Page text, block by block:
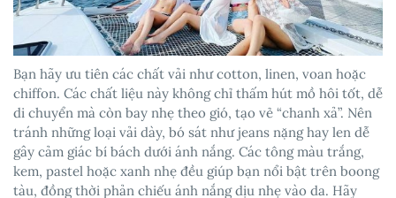
Bạn hãy ưu tiên các chất vải như cotton, linen, voan hoặc
chiffon. Các chất liệu này không chỉ thấm hút mồ hôi tốt, dễ
di chuyển mà còn bay nhẹ theo gió, tạo vẻ “chanh xả”. Nên
tránh những loại vải dày, bó sát như jeans nặng hay len dễ
gây cảm giác bí bách dưới ánh nắng. Các tông màu trắng,
kem, pastel hoặc xanh nhẹ đều giúp bạn nổi bật trên boong
tàu, đồng thời phản chiếu ánh nắng dịu nhẹ vào da. Hãy